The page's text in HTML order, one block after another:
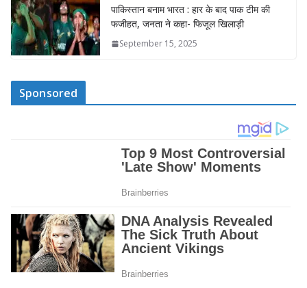
पाकिस्तान बनाम भारत : हार के बाद पाक टीम की
फजीहत, जनता ने कहा- फिजूल खिलाड़ी
September 15, 2025
Sponsored